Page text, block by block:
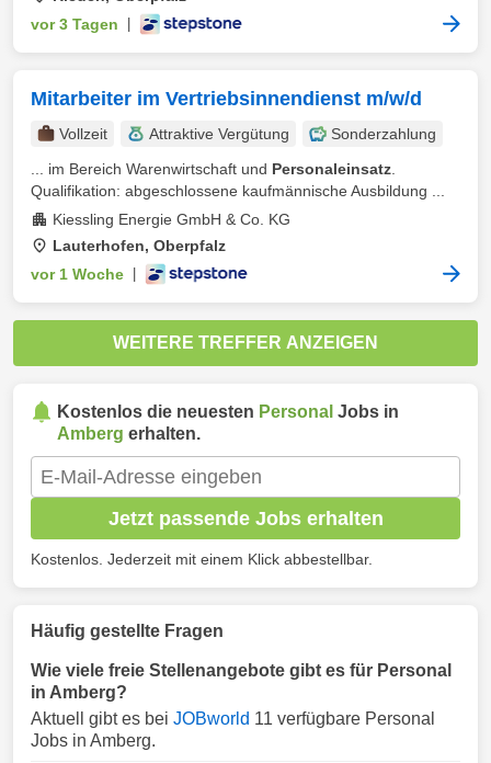
vor 3 Tagen
Mitarbeiter im Vertriebsinnendienst m/w/d
Vollzeit Attraktive Vergütung
Sonderzahlung
... im Bereich Warenwirtschaft und Personaleinsatz
Qualifikation: abgeschlossene kaufmännische Ausbildung ...
Kiessling Energie GmbH & Co. KG
Lauterhofen, Oberpfalz
vor 1 Woche
WEITERE TREFFER ANZEIGEN
Kostenlos die neuesten Personal Jobs in
Amberg erhalten.
Jetzt passende Jobs erhalten
Kostenlos. Jederzeit mit einem Klick abbestellbar.
Häufig gestellte Fragen
Wie viele freie Stellenangebote gibt es für Personal
in Amberg?
Aktuell gibt es bei JOBworld 11 verfügbare Personal
Jobs in Amberg.